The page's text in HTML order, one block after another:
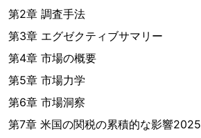
第2章 調査手法
第3章 エグゼクティブサマリー
第4章 市場の概要
第5章 市場力学
第6章 市場洞察
第7章 米国の関税の累積的な影響2025